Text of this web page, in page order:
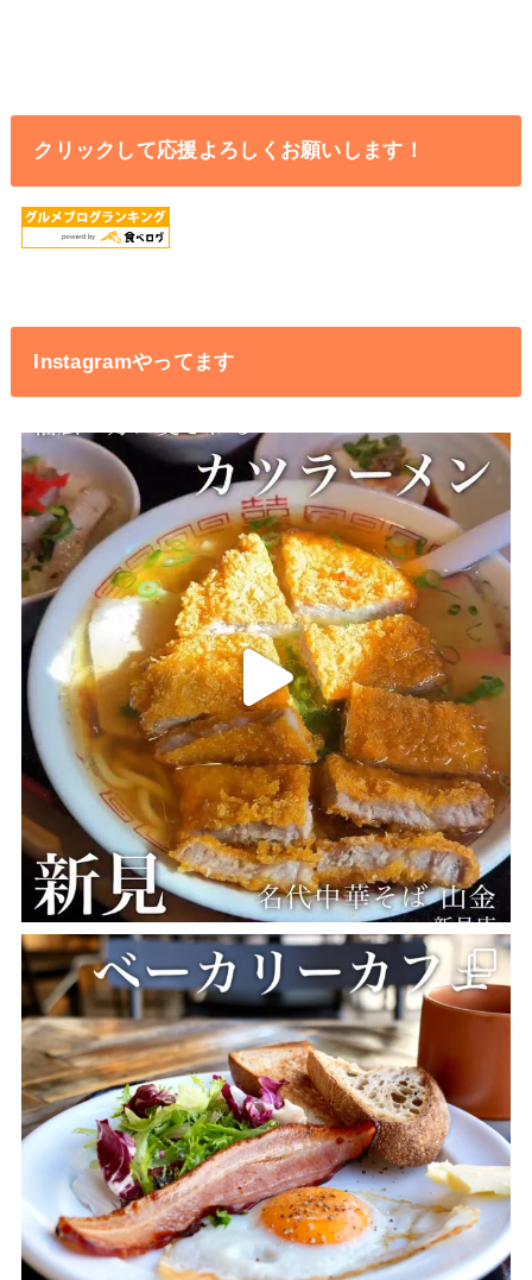
クリックして応援よろしくお願いします！
Instagramやってます